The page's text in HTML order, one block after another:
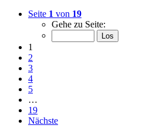
Seite 1 von 19
Gehe zu Seite:
1
2
3
4
5
…
19
Nächste